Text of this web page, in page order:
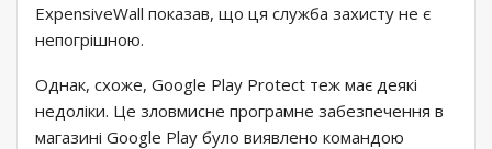
ExpensiveWall показав, що ця служба захисту не є
непогрішною.
Однак, схоже, Google Play Protect теж має деякі
недоліки. Це зловмисне програмне забезпечення в
магазині Google Play було виявлено командою